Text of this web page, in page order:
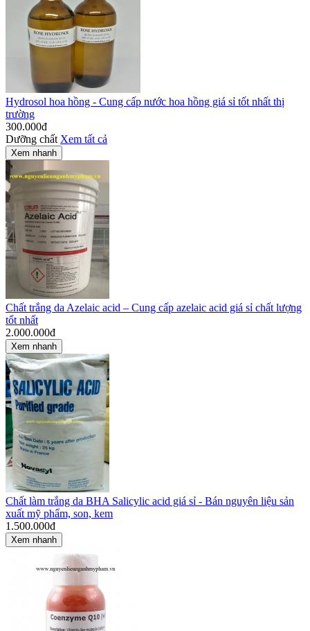
Hydrosol hoa hồng - Cung cấp nước hoa hồng giá sỉ tốt nhất thị
trường
300.000đ
Dưỡng chất Xem tất cả
Xem nhanh
Chất trắng da Azelaic acid – Cung cấp azelaic acid giá sỉ chất lượng
tốt nhất
2.000.000đ
Xem nhanh
Chất làm trắng da BHA Salicylic acid giá sỉ - Bán nguyên liệu sản
xuất mỹ phẩm, son, kem
1.500.000đ
Xem nhanh